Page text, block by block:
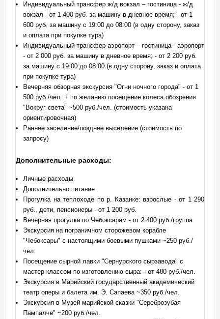
Индивидуальный трансфер ж/д вокзал – гостиница - ж/д
вокзал - от 1 400 руб. за машину в дневное время; - от 1
600 руб. за машину с 19:00 до 08:00 (в одну сторону, заказ
и оплата при покупке тура)
Индивидуальный трансфер аэропорт – гостиница - аэропорт
- от 2 000 руб. за машину в дневное время; - от 2 200 руб.
за машину с 19:00 до 08:00 (в одну сторону, заказ и оплата
при покупке тура)
Вечерняя обзорная экскурсия "Огни ночного города" - от 1
500 руб./чел. + по желанию посещение колеса обозрения
"Вокруг света" ~500 руб./чел. (стоимость указана
ориентировочная)
Раннее заселение/позднее выселение (стоимость по
запросу)
Дополнительные расходы:
Личные расходы
Дополнительно питание
Прогулка на теплоходе по р. Казанке: взрослые - от 1 290
руб., дети, пенсионеры - от 1 200 руб.
Вечерняя прогулка по Чебоксарам - от 2 400 руб./группа
Экскурсия на пограничном сторожевом корабле
"Чебоксары" с настоящими боевыми пушками ~250 руб./
чел.
Посещение сырной лавки "Сернурского сырзавода" с
мастер-классом по изготовлению сыра: - от 480 руб./чел.
Экскурсия в Марийский государственный академический
театр оперы и балета им. Э. Сапаева ~350 руб./чел.
Экскурсия в Музей марийской сказки "Сереброзубая
Пампалче" ~200 руб./чел.